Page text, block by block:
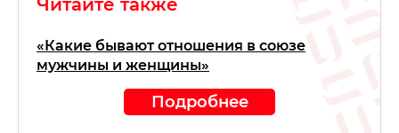
Читайте также
«Какие бывают отношения в союзе
мужчины и женщины»
Подробнее